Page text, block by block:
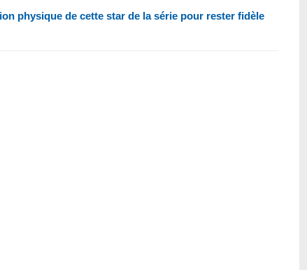
physique de cette star de la série pour rester fidèle